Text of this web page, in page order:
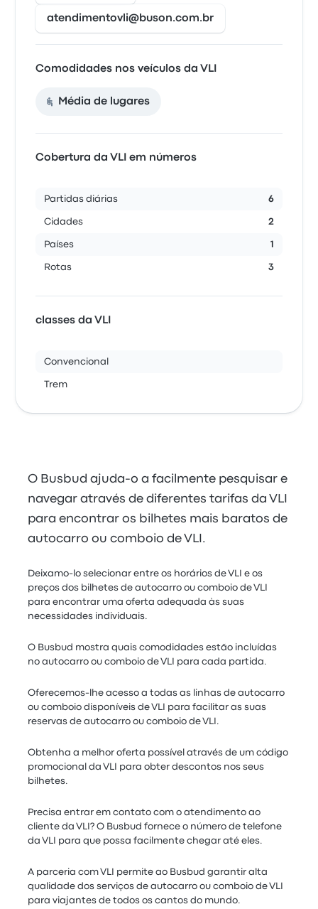
atendimentovli@buson.com.br
Comodidades nos veículos da VLI
Média de lugares
Cobertura da VLI em números
Partidas diárias 6
Cidades 2
Países 1
Rotas 3
classes da VLI
Convencional
Trem
O Busbud ajuda-o a facilmente pesquisar e
navegar através de diferentes tarifas da VLI
para encontrar os bilhetes mais baratos de
autocarro ou comboio de VLI.
Deixamo-lo selecionar entre os horários de VLI e os
preços dos bilhetes de autocarro ou comboio de VLI
para encontrar uma oferta adequada às suas
necessidades individuais.
O Busbud mostra quais comodidades estão incluídas
no autocarro ou comboio de VLI para cada partida.
Oferecemos-lhe acesso a todas as linhas de autocarro
ou comboio disponíveis de VLI para facilitar as suas
reservas de autocarro ou comboio de VLI.
Obtenha a melhor oferta possível através de um código
promocional da VLI para obter descontos nos seus
bilhetes.
Precisa entrar em contato com o atendimento ao
cliente da VLI? O Busbud fornece o número de telefone
da VLI para que possa facilmente chegar até eles.
A parceria com VLI permite ao Busbud garantir alta
qualidade dos serviços de autocarro ou comboio de VLI
para viajantes de todos os cantos do mundo.